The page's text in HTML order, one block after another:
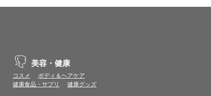
美容・健康
コスメ
ボディ＆ヘアケア
健康食品・サプリ
健康グッズ